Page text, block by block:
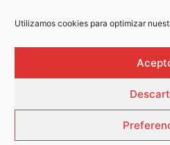
Utilizamos cookies para optimizar